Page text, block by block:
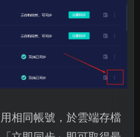
相同帳號，於雲端存檔